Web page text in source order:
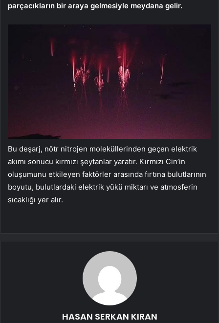
parçacıkların bir araya gelmesiyle meydana gelir.
Bu deşarj, nötr nitrojen moleküllerinden geçen elektrik
akımı sonucu kırmızı şeytanlar yaratır. Kırmızı Cin’in
oluşumunu etkileyen faktörler arasında fırtına bulutlarının
boyutu, bulutlardaki elektrik yükü miktarı ve atmosferin
sıcaklığı yer alır.
HASAN SERKAN KIRAN